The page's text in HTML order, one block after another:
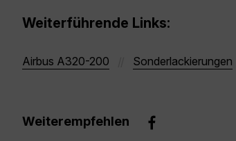
Weiterführende Links:
Airbus A320-200 Sonderlackierungen
Weiterempfehlen